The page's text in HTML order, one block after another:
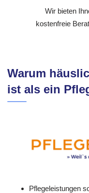
Wir bieten
kostenfreie
Warum
ist als ein
Pflegeleistungen